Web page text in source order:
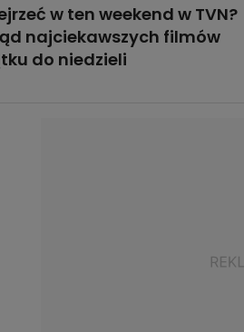
w ten weekend w TVN?
najciekawszych filmów
do niedzieli